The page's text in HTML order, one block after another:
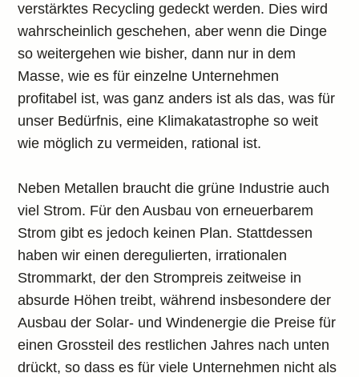
verstärktes Recycling gedeckt werden. Dies wird
wahrscheinlich geschehen, aber wenn die Dinge
so weitergehen wie bisher, dann nur in dem
Masse, wie es für einzelne Unternehmen
profitabel ist, was ganz anders ist als das, was für
unser Bedürfnis, eine Klimakatastrophe so weit
wie möglich zu vermeiden, rational ist.
Neben Metallen braucht die grüne Industrie auch
viel Strom. Für den Ausbau von erneuerbarem
Strom gibt es jedoch keinen Plan. Stattdessen
haben wir einen deregulierten, irrationalen
Strommarkt, der den Strompreis zeitweise in
absurde Höhen treibt, während insbesondere der
Ausbau der Solar- und Windenergie die Preise für
einen Grossteil des restlichen Jahres nach unten
drückt, so dass es für viele Unternehmen nicht als